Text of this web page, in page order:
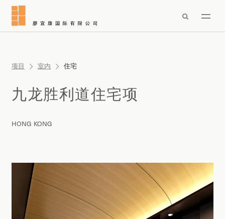

项目 室内 住宅
九龙胜利道住宅项
HONG KONG